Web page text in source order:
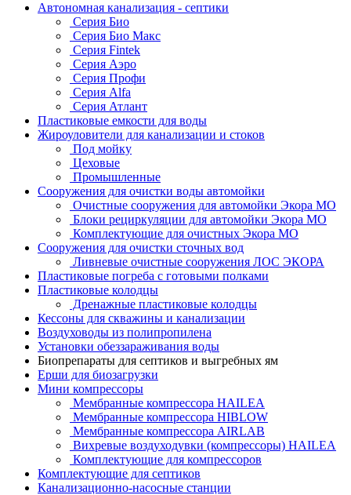
Автономная канализация - септики
Серия Био
Серия Био Макс
Серия Fintek
Серия Аэро
Серия Профи
Серия Alfa
Серия Атлант
Пластиковые емкости для воды
Жироуловители для канализации и стоков
Под мойку
Цеховые
Промышленные
Сооружения для очистки воды автомойки
Очистные сооружения для автомойки Экора МО
Блоки рециркуляции для автомойки Экора МО
Комплектующие для очистных Экора МО
Сооружения для очистки сточных вод
Ливневые очистные сооружения ЛОС ЭКОРА
Пластиковые погреба с готовыми полками
Пластиковые колодцы
Дренажные пластиковые колодцы
Кессоны для скважины и канализации
Воздуховоды из полипропилена
Установки обеззараживания воды
Биопрепараты для септиков и выгребных ям
Ерши для биозагрузки
Мини компрессоры
Мембранные компрессора HAILEA
Мембранные компрессора HIBLOW
Мембранные компрессора AIRLAB
Вихревые воздуходувки (компрессоры) HAILEA
Комплектующие для компрессоров
Комплектующие для септиков
Канализационно-насосные станции